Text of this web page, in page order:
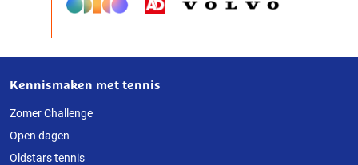
Over
deze
website
Kennismaken met tennis
Zomer Challenge
Open dagen
Oldstars tennis